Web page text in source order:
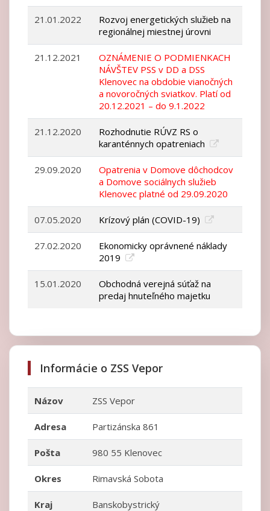
21.01.2022
Rozvoj energetických služieb na
regionálnej miestnej úrovni
21.12.2021
OZNÁMENIE O PODMIENKACH
NÁVŠTEV PSS v DD a DSS
Klenovec na obdobie vianočných
a novoročných sviatkov. Platí od
20.12.2021 – do 9.1.2022
21.12.2020
Rozhodnutie RÚVZ RS o
karanténnych opatreniach
29.09.2020
Opatrenia v Domove dôchodcov
a Domove sociálnych služieb
Klenovec platné od 29.09.2020
07.05.2020 Krízový plán (COVID-19)
27.02.2020
Ekonomicky oprávnené náklady
2019
15.01.2020
Obchodná verejná súťaž na
predaj hnuteľného majetku
Informácie o ZSS Vepor
Názov ZSS Vepor
Adresa Partizánska 861
Pošta 980 55 Klenovec
Okres Rimavská Sobota
Kraj Banskobystrický